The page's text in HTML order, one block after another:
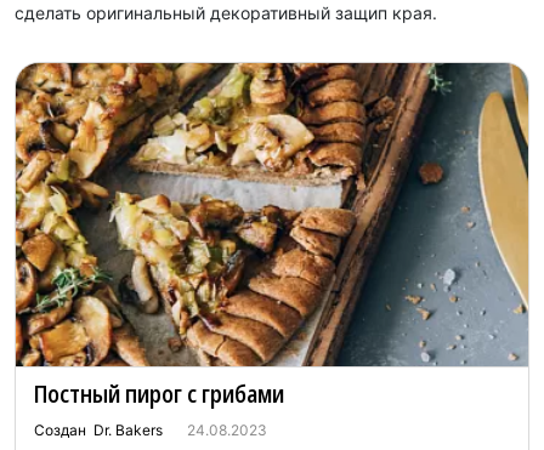
сделать оригинальный декоративный защип края.
Постный пирог с грибами
Создан Dr. Bakers 24.08.2023